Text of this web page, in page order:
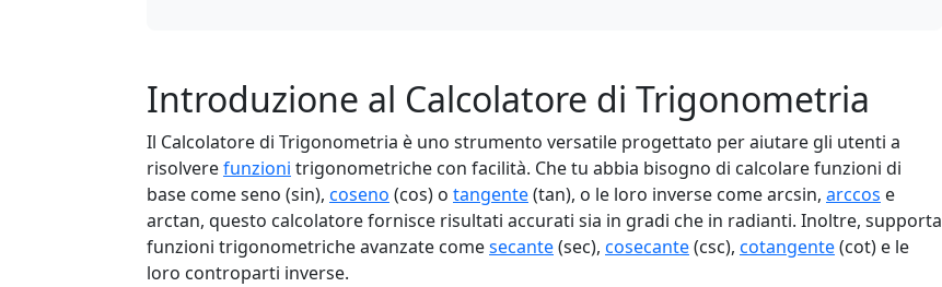
Introduzione al Calcolatore di Trigonometria
Il Calcolatore di Trigonometria è uno strumento versatile progettato per aiutare gli utenti a
risolverefunzioni trigonometriche con facilità. Che tu abbia bisogno di calcolare funzioni di
base come seno (sin), coseno (cos) o tangente(tan), o le loro inverse come arcsin, arccos e
arctan, questo calcolatore fornisce risultati accurati sia in gradi che in radianti. Inoltre, supporta
funzioni trigonometriche avanzate comesecante(sec), cosecante(csc), cotangente(cot) e le
loro controparti inverse.